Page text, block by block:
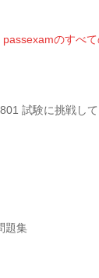
のすべ
試験に挑戦して
題集